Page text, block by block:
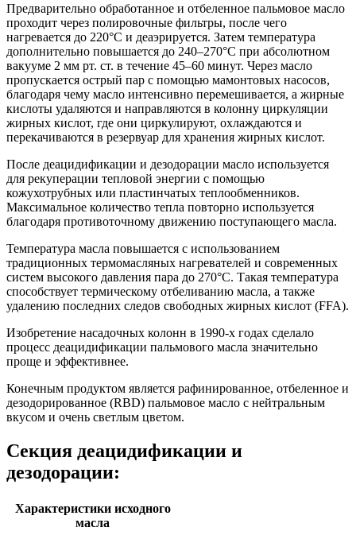
Предварительно обработанное и отбеленное пальмовое масло
проходит через полировочные фильтры, после чего
нагревается до 220°C и деаэрируется. Затем температура
дополнительно повышается до 240–270°C при абсолютном
вакууме 2 мм рт. ст. в течение 45–60 минут. Через масло
пропускается острый пар с помощью мамонтовых насосов,
благодаря чему масло интенсивно перемешивается, а жирные
кислоты удаляются и направляются в колонну циркуляции
жирных кислот, где они циркулируют, охлаждаются и
перекачиваются в резервуар для хранения жирных кислот.
После деацидификации и дезодорации масло используется
для рекуперации тепловой энергии с помощью
кожухотрубных или пластинчатых теплообменников.
Максимальное количество тепла повторно используется
благодаря противоточному движению поступающего масла.
Температура масла повышается с использованием
традиционных термомасляных нагревателей и современных
систем высокого давления пара до 270°C. Такая температура
способствует термическому отбеливанию масла, а также
удалению последних следов свободных жирных кислот (FFA).
Изобретение насадочных колонн в 1990-х годах сделало
процесс деацидификации пальмового масла значительно
проще и эффективнее.
Конечным продуктом является рафинированное, отбеленное и
дезодорированное (RBD) пальмовое масло с нейтральным
вкусом и очень светлым цветом.
Секция деацидификации и
дезодорации:
Характеристики исходного
масла